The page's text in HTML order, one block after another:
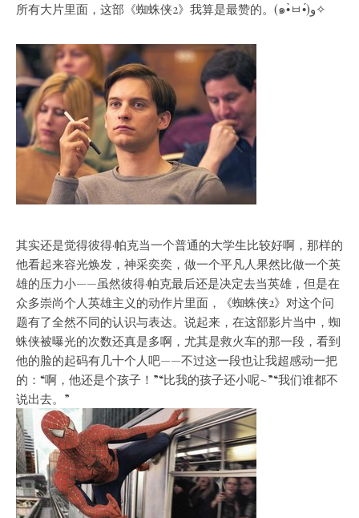
所有大片里面，这部《蜘蛛侠2》我算是最赞的。(๑•̀ㅂ•́)و✧
其实还是觉得彼得·帕克当一个普通的大学生比较好啊，那样的
他看起来容光焕发，神采奕奕，做一个平凡人果然比做一个英
雄的压力小——虽然彼得·帕克最后还是决定去当英雄，但是在
众多崇尚个人英雄主义的动作片里面，《蜘蛛侠2》对这个问
题有了全然不同的认识与表达。说起来，在这部影片当中，蜘
蛛侠被曝光的次数还真是多啊，尤其是救火车的那一段，看到
他的脸的起码有几十个人吧——不过这一段也让我超感动一把
的：“啊，他还是个孩子！”“比我的孩子还小呢~”“我们谁都不
说出去。”